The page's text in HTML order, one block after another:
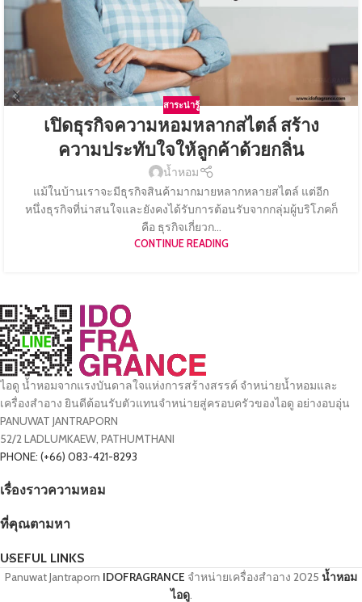
สาระน่ารู้
เปิดธุรกิจความหอมหลากสไตล์ สร้าง
ความประทับใจให้ลูกค้าด้วยกลิ่น
น้ำหอม
แม้ในบ้านเราจะมีธุรกิจสินค้ามากมายหลากหลายสไตล์ แต่อีก
หนึ่งธุรกิจที่น่าสนใจและยังคงได้รับการต้อนรับจากกลุ่มผู้บริโภคก็
คือ ธุรกิจเกี่ยวก...
CONTINUE READING
ไอดู น้ำหอมจากแรงบันดาลใจแห่งการสร้างสรรค์ จำหน่ายน้ำหอมและ
เครื่องสำอาง ยินดีต้อนรับตัวแทนจำหน่ายสู่ครอบครัวของไอดู อย่างอบอุ่น
PANUWAT JANTRAPORN
52/2 LADLUMKAEW, PATHUMTHANI
PHONE: (+66) 083-421-8293
เรื่องราวความหอม
ที่คุณตามหา
USEFUL LINKS
Panuwat Jantraporn IDOFRAGRANCE จำหน่ายเครื่องสำอาง 2025 น้ำหอม
ไอดู.